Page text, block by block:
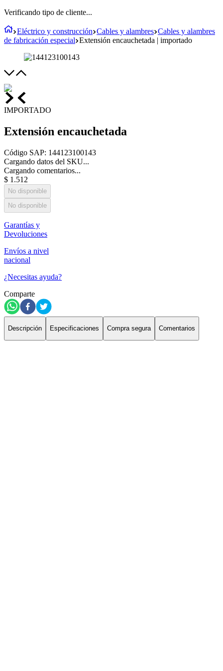
Verificando tipo de cliente...
Eléctrico y construcción Cables y alambres Cables y alambres
de fabricación especial Extensión encauchetada | importado
IMPORTADO
Extensión encauchetada
Código SAP: 144123100143
Cargando datos del SKU...
Cargando comentarios...
$ 1 .512
No disponible
No disponible
Garantías y
Devoluciones
Envíos a nivel
nacional
¿Necesitas ayuda?
Comparte
Descripción Especificaciones Compra segura Comentarios